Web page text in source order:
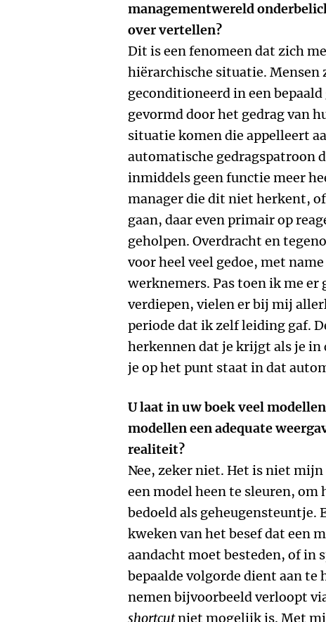
managementwereld
over vertellen?
Dit is een fenomeen dat zich
hiërarchische situatie.
geconditioneerd in een
gevormd door het gedrag van
situatie komen die appelleert
automatische gedragspatroon
inmiddels geen functie meer
manager die dit niet herkent,
gaan, daar even primair op
geholpen. Overdracht en
voor heel veel gedoe, met
werknemers. Pas toen ik me er
verdiepen, vielen er bij mij
periode dat ik zelf leiding gaf.
herkennen dat je krijgt als je
je op het punt staat in dat
U laat in uw boek veel
modellen een adequate
realiteit?
Nee, zeker niet. Het is niet
een model heen te sleuren, om
bedoeld als geheugensteuntje.
kweken van het besef dat een
aandacht moet besteden, of in
bepaalde volgorde dient aan te
nemen bijvoorbeeld verloopt
shortcutniet mogelijk is. Met